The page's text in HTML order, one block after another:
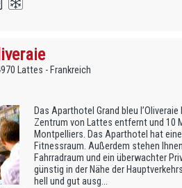
Lattes - Frankreich
Das Aparthotel Grand bleu
Zentrum von Lattes entfernt und 10
Montpelliers. Das Aparthotel hat
Fitnessraum. Außerdem stehen
Fahrradraum und ein überwachter
günstig in der Nähe der
hell und gut ausg...